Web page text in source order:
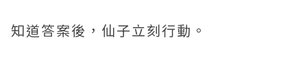
知道答案後，仙子立刻行動。